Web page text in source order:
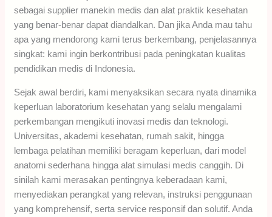
sebagai supplier manekin medis dan alat praktik kesehatan
yang benar-benar dapat diandalkan. Dan jika Anda mau tahu
apa yang mendorong kami terus berkembang, penjelasannya
singkat: kami ingin berkontribusi pada peningkatan kualitas
pendidikan medis di Indonesia.
Sejak awal berdiri, kami menyaksikan secara nyata dinamika
keperluan laboratorium kesehatan yang selalu mengalami
perkembangan mengikuti inovasi medis dan teknologi.
Universitas, akademi kesehatan, rumah sakit, hingga
lembaga pelatihan memiliki beragam keperluan, dari model
anatomi sederhana hingga alat simulasi medis canggih. Di
sinilah kami merasakan pentingnya keberadaan kami,
menyediakan perangkat yang relevan, instruksi penggunaan
yang komprehensif, serta service responsif dan solutif. Anda